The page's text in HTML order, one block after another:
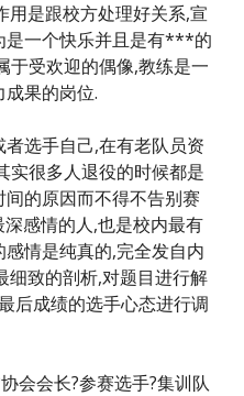
用是跟校方处理好关系,宣
是一个快乐并且是有***的
于受欢迎的偶像,教练是一
果的岗位.
选手自己,在有老队员资
实很多人退役的时候都是
的原因而不得不告别赛
感情的人,也是校内最有
情是纯真的,完全发自内
细致的剖析,对题目进行解
后成绩的选手心态进行调
会会长?参赛选手?集训队